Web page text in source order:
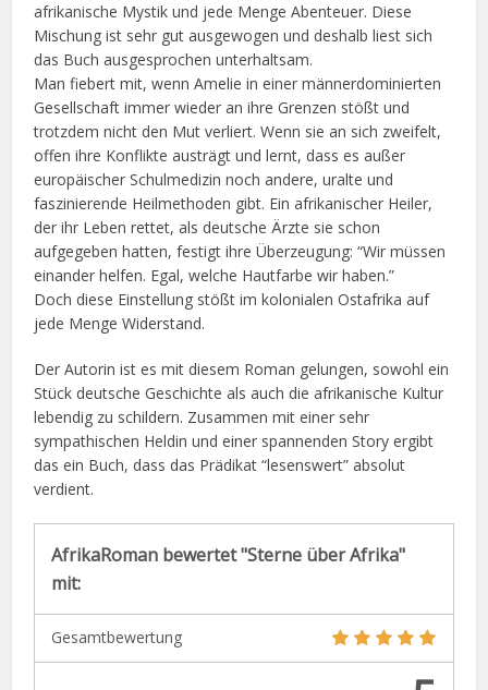
afrikanische Mystik und jede Menge Abenteuer. Diese
Mischung ist sehr gut ausgewogen und deshalb liest sich
das Buch ausgesprochen unterhaltsam.
Man fiebert mit, wenn Amelie in einer männerdominierten
Gesellschaft immer wieder an ihre Grenzen stößt und
trotzdem nicht den Mut verliert. Wenn sie an sich zweifelt,
offen ihre Konflikte austrägt und lernt, dass es außer
europäischer Schulmedizin noch andere, uralte und
faszinierende Heilmethoden gibt. Ein afrikanischer Heiler,
der ihr Leben rettet, als deutsche Ärzte sie schon
aufgegeben hatten, festigt ihre Überzeugung: “Wir müssen
einander helfen. Egal, welche Hautfarbe wir haben.”
Doch diese Einstellung stößt im kolonialen Ostafrika auf
jede Menge Widerstand.
Der Autorin ist es mit diesem Roman gelungen, sowohl ein
Stück deutsche Geschichte als auch die afrikanische Kultur
lebendig zu schildern. Zusammen mit einer sehr
sympathischen Heldin und einer spannenden Story ergibt
das ein Buch, dass das Prädikat “lesenswert” absolut
verdient.
AfrikaRoman bewertet "Sterne über Afrika"
mit:
Gesamtbewertung